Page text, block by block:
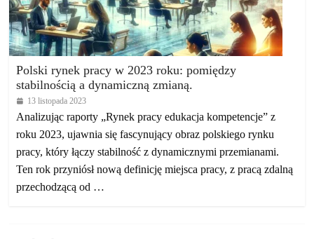
Polski rynek pracy w 2023 roku: pomiędzy
stabilnością a dynamiczną zmianą.
13 listopada 2023
Analizując raporty „Rynek pracy edukacja kompetencje” z
roku 2023, ujawnia się fascynujący obraz polskiego rynku
pracy, który łączy stabilność z dynamicznymi przemianami.
Ten rok przyniósł nową definicję miejsca pracy, z pracą zdalną
przechodzącą od …